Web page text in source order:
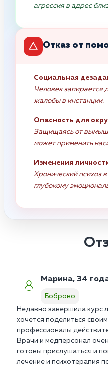
агрессия в адрес
Отказ от
Социальная
Человек запирается
жалобы в инстанции.
Опасность для
Защищаясь от
может применить
Изменения
Хронический психоз
глубокому
Марина, 34
Боброво
Недавно завершила курс
хочется поделиться
профессионалы
Врачи и медперсонал
готовы прислушаться и
лечение и психотерапия